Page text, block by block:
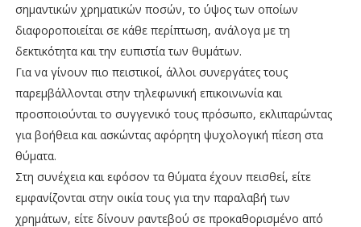
σημαντικών χρηματικών ποσών, το ύψος των οποίων
διαφοροποιείται σε κάθε περίπτωση, ανάλογα με τη
δεκτικότητα και την ευπιστία των θυμάτων.
Για να γίνουν πιο πειστικοί, άλλοι συνεργάτες τους
παρεμβάλλονται στην τηλεφωνική επικοινωνία και
προσποιούνται το συγγενικό τους πρόσωπο, εκλιπαρώντας
για βοήθεια και ασκώντας αφόρητη ψυχολογική πίεση στα
θύματα.
Στη συνέχεια και εφόσον τα θύματα έχουν πεισθεί, είτε
εμφανίζονται στην οικία τους για την παραλαβή των
χρημάτων, είτε δίνουν ραντεβού σε προκαθορισμένο από